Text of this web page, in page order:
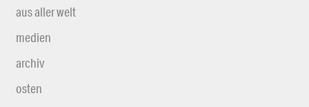
aus aller welt
medien
archiv
osten